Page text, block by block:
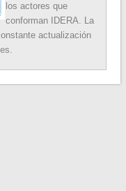
los actores que
conforman IDERA. La
actualización